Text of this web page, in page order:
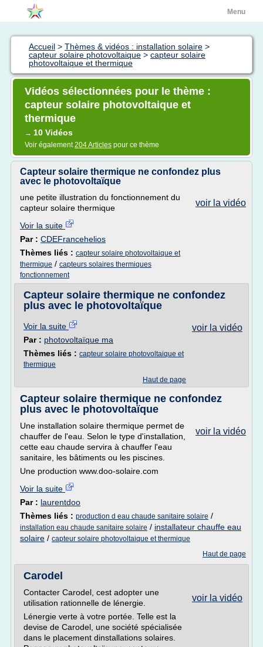
Menu
Accueil > Thèmes & vidéos : installation solaire >
capteur solaire photovoltaique > capteur solaire
photovoltaique et thermique
Vidéos sélectionnées pour le thème :
capteur solaire photovoltaique et
thermique
→ 10 Vidéos
Voir également204 Articles pour ce thème
Capteur solaire thermique ne confondez plus
avec le photovoltaïque
voir la vidéo
une petite illustration du fonctionnement du
capteur solaire thermique
Voir la suite
Par : CDEFrancehelios
Thèmes liés : capteur solaire photovoltaique et
thermique / capteurs solaires thermiques
fonctionnement
Capteur solaire thermique ne confondez
plus avec le photovoltaïque
voir la vidéo
Voir la suite
Par : photovoltaïque ma
Thèmes liés : capteur solaire photovoltaique et
thermique
Haut de page
Capteur solaire thermique ne confondez
plus avec le photovoltaïque
voir la vidéo
Une installation solaire thermique permet de
chauffer de l'eau. Selon le type d'installation,
cette eau chaude servira à chauffer l'eau
sanitaire, les bâtiments ou les piscines.
Une production www.doo-solaire.com
Voir la suite
Par : laurentdoo
Thèmes liés : production d eau chaude sanitaire solaire /
installation eau chaude sanitaire solaire / installateur chauffe eau
solaire / capteur solaire photovoltaique et thermique
Haut de page
Carodel
voir la vidéo
Contacter Carodel, cest adopter une
utilisation rationnelle de lénergie.
Lénergie verte à votre portée. Telle est la
devise de Carodel, une société spécialisée
dans le placement dinstallations solaires.